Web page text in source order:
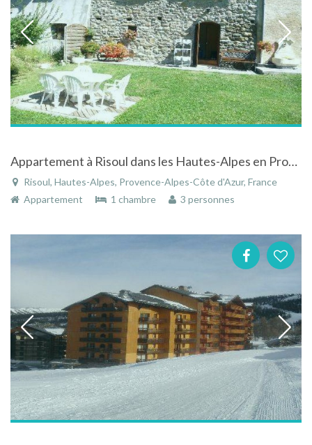
Appartement à Risoul dans les Hautes-Alpes en Provence-Alpes-Côte d'Azur proche des pistes de ski
Risoul, Hautes-Alpes, Provence-Alpes-Côte d'Azur, France
Appartement
1 chambre 3 personnes